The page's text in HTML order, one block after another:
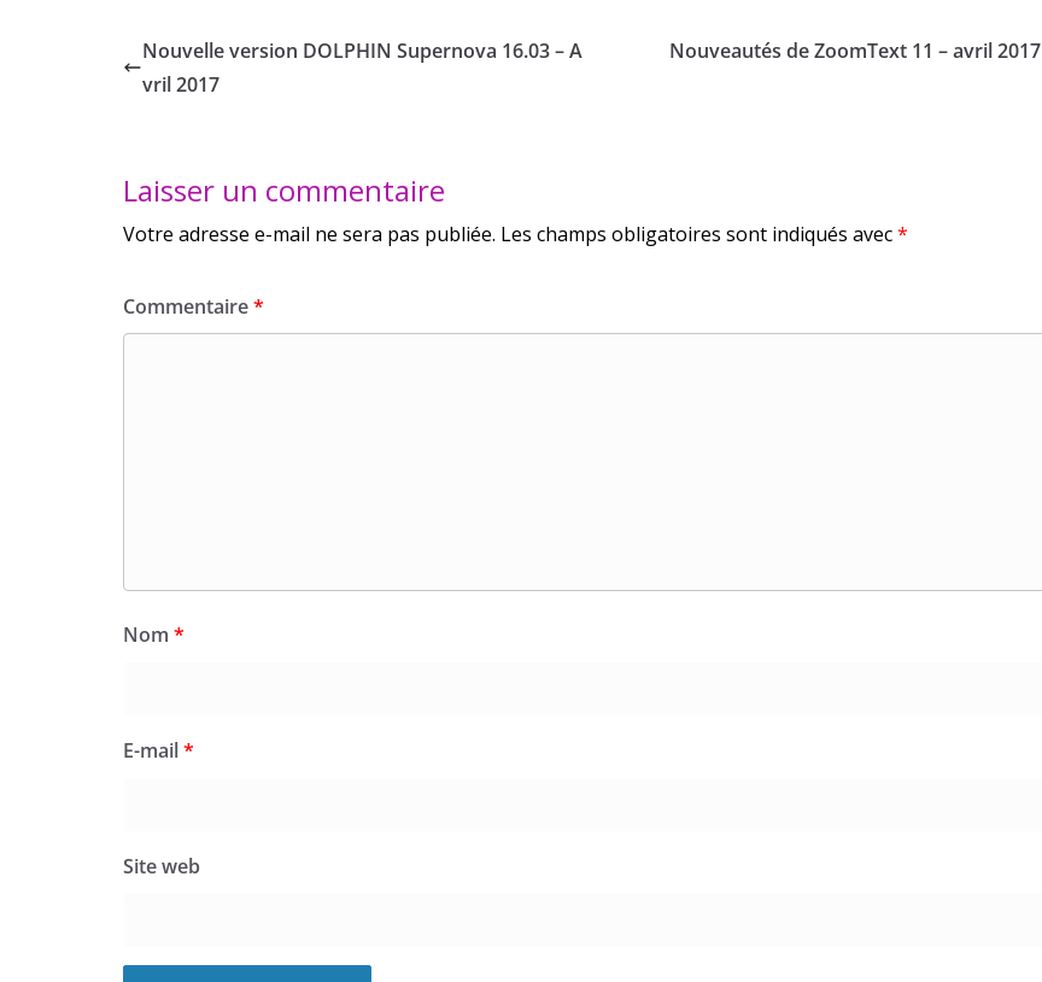
Nouvelle version DOLPHIN Supernova 16.03 – A
vril 2017
Nouveautés de ZoomText 11 – avril 2017
Laisser un commentaire
Votre adresse e-mail ne sera pas publiée. Les champs obligatoires sont indiqués avec*
Commentaire*
Nom *
E-mail*
Site web